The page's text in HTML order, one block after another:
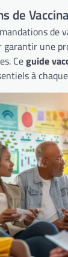
de
de
garantir une
Ceguide
à